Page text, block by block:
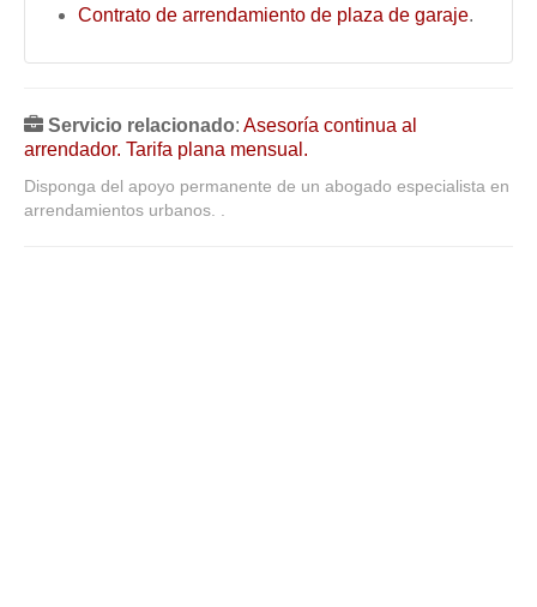
Contrato de arrendamiento de plaza de garaje.
Servicio relacionado: Asesoría continua al
arrendador. Tarifa plana mensual.
Disponga del apoyo permanente de un abogado especialista en
arrendamientos urbanos. .